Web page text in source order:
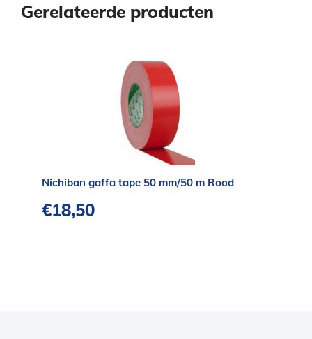
Gerelateerde producten
Nichiban gaffa tape 50 mm/50 m Rood
€18,50